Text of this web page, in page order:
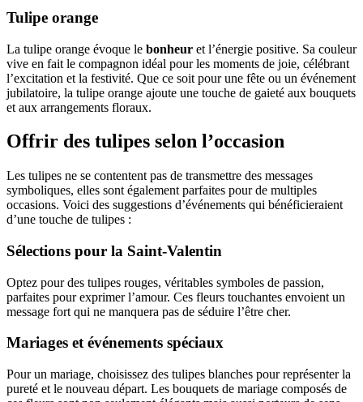
Tulipe orange
La tulipe orange évoque le bonheur et l’énergie positive. Sa couleur
vive en fait le compagnon idéal pour les moments de joie, célébrant
l’excitation et la festivité. Que ce soit pour une fête ou un événement
jubilatoire, la tulipe orange ajoute une touche de gaieté aux bouquets
et aux arrangements floraux.
Offrir des tulipes selon l’occasion
Les tulipes ne se contentent pas de transmettre des messages
symboliques, elles sont également parfaites pour de multiples
occasions. Voici des suggestions d’événements qui bénéficieraient
d’une touche de tulipes :
Sélections pour la Saint-Valentin
Optez pour des tulipes rouges, véritables symboles de passion,
parfaites pour exprimer l’amour. Ces fleurs touchantes envoient un
message fort qui ne manquera pas de séduire l’être cher.
Mariages et événements spéciaux
Pour un mariage, choisissez des tulipes blanches pour représenter la
pureté et le nouveau départ. Les bouquets de mariage composés de